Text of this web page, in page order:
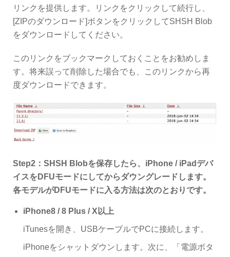
リンクを提供します。リンクをクリックして続行し、
[ZIPのダウンロード]ボタンをクリックしてSHSH Blob
をダウンロードしてください。
このリンクをブックマークしておくことをお勧めしま
す。将来誤って削除した場合でも、このリンクから再
度ダウンロードできます。
Step2：SHSH Blobを保存したら、iPhone / iPadデバ
イスをDFUモードにしてからダウングレードします。
各モデルがDFUモードに入る方法は次のとおりです。
iPhone8 / 8 Plus / X以上
iTunesを開き、USBケーブルでPCに接続します。
iPhoneをシャットダウンします。次に、「電源ボタ